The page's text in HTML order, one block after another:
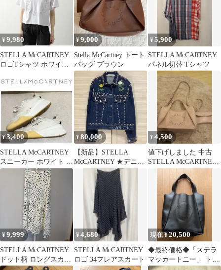
¥9,980
STELLA McCARTNEY
ロゴTシャツ ホワイ
¥9,000
Stella McCartney トート
バッグ ブラウン
¥5,900
STELLA McCARTNEY
パネル切替 Tシャツ
¥3,400
STELLA McCARTNEY
スニーカー ホワイト 38
ループ定番
¥80,000
【新品】STELLA
McCARTNEY ★デニム
装飾ジャケット★スタ
ッズ・刺繍
¥4,500
値下げしました 中古
STELLA McCARTNEY
ショルダーバッグ ピン
¥9,999
STELLA McCARTNEY
ドット柄 ロングスカー
¥4,680
STELLA McCARTNEY
ロゴ 34フレアスカート
現在 ¥20,500
◆最終価格◆「ステラ
マッカートニー」 トー